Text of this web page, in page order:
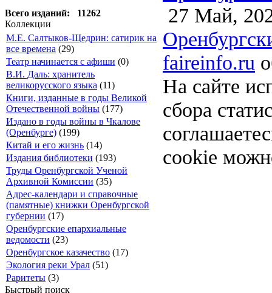
Всего изданий: 11262
Коллекции
М.Е. Салтыков-Щедрин: сатирик на
все времена (29)
Театр начинается с афиши (0)
В.И. Даль: хранитель
великорусского языка (11)
Книги, изданные в годы Великой
Отечественной войны (177)
Издано в годы войны в Чкалове
(Оренбурге) (199)
Китай и его жизнь (14)
Издания библиотеки (193)
Труды Оренбургской Ученой
Архивной Комиссии (35)
Адрес-календари и справочные
(памятные) книжки Оренбургской
губернии (17)
Оренбургские епархиальные
ведомости (23)
Оренбургское казачество (17)
Экология реки Урал (51)
Раритеты (3)
Быстрый поиск
27 Май,
faireinfo.ru
На сайте
сбора
cookie